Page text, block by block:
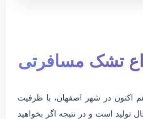
تشک مسافرتی
اکنون در شهر اصفهان، با ظرفیت
تولید است و در نتیجه اگر بخواهید